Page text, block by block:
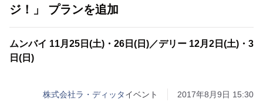
ジ！」 プランを追加
ムンバイ 11月25日(土)・26日(日)／デリー 12月2日(土)・3
日(日)
株式会社ラ・ディッタイベント 2017年8月9日 15:30